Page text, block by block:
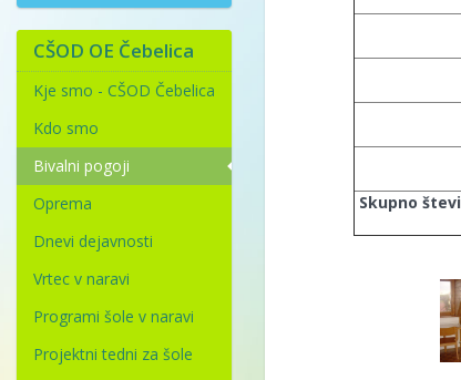
CŠOD OE Čebelica
Kje smo - CŠOD Čebelica
Kdo smo
Bivalni pogoji
Oprema
Dnevi dejavnosti
Vrtec v naravi
Programi šole v naravi
Projektni tedni za šole
Skupno